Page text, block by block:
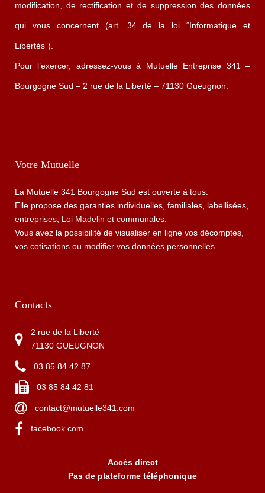
modification, de rectification et de suppression des données
qui vous concernent (art. 34 de la loi “Informatique et
Libertés”).
Pour l’exercer, adressez-vous à Mutuelle Entreprise 341 –
Bourgogne Sud – 2 rue de la Liberté – 71130 Gueugnon.
Votre Mutuelle
La Mutuelle 341 Bourgogne Sud est ouverte à tous.
Elle propose des garanties individuelles, familiales, labellisées,
entreprises, Loi Madelin et communales.
Vous avez la possibilité de visualiser en ligne vos décomptes,
vos cotisations ou modifier vos données personnelles.
Contacts
2 rue de la Liberté
71130 GUEUGNON
03 85 84 42 87
03 85 84 42 81
contact@mutuelle341.com
facebook.com
Accès direct
Pas de plateforme téléphonique